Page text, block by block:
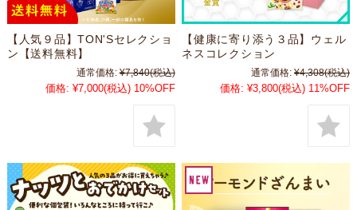
【人気９品】TON'Sセレクショ
ン【送料無料】
通常価格: ¥7,840(税込)
価格: ¥7,000(税込) 10%OFF
【健康に寄り添う３品】ウェル
ネスコレクション
通常価格: ¥4,308(税込)
価格: ¥3,800(税込) 11%OFF